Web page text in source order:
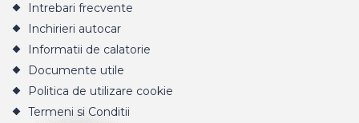
Intrebari frecvente
Inchirieri autocar
Informatii de calatorie
Documente utile
Politica de utilizare cookie
Termeni si Conditii